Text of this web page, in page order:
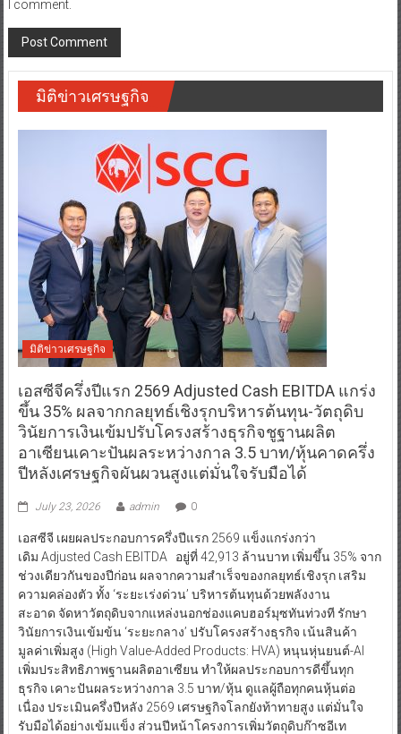
I comment.
มิติข่าวเศรษฐกิจ
มิติข่าวเศรษฐกิจ
เอสซีจีครึ่งปีแรก 2569 Adjusted Cash EBITDA แกร่ง
ขึ้น 35% ผลจากกลยุทธ์เชิงรุกบริหารต้นทุน-วัตถุดิบ
วินัยการเงินเข้มปรับโครงสร้างธุรกิจชูฐานผลิต
อาเซียนเคาะปันผลระหว่างกาล 3.5 บาท/หุ้นคาดครึ่ง
ปีหลังเศรษฐกิจผันผวนสูงแต่มั่นใจรับมือได้
July 23, 2026 admin 0
เอสซีจี เผยผลประกอบการครึ่งปีแรก 2569 แข็งแกร่งกว่า
เดิม Adjusted Cash EBITDA อยู่ที่ 42,913 ล้านบาท เพิ่มขึ้น 35% จาก
ช่วงเดียวกันของปีก่อน ผลจากความสำเร็จของกลยุทธ์เชิงรุก เสริม
ความคล่องตัว ทั้ง ‘ระยะเร่งด่วน’ บริหารต้นทุนด้วยพลังงาน
สะอาด จัดหาวัตถุดิบจากแหล่งนอกช่องแคบฮอร์มุซทันท่วงที รักษา
วินัยการเงินเข้มข้น ‘ระยะกลาง’ ปรับโครงสร้างธุรกิจ เน้นสินค้า
มูลค่าเพิ่มสูง (High Value-Added Products: HVA) หนุนหุ่นยนต์-AI
เพิ่มประสิทธิภาพฐานผลิตอาเซียน ทำให้ผลประกอบการดีขึ้นทุก
ธุรกิจ เคาะปันผลระหว่างกาล 3.5 บาท/หุ้น ดูแลผู้ถือทุกคนหุ้นต่อ
เนื่อง ประเมินครึ่งปีหลัง 2569 เศรษฐกิจโลกยังท้าทายสูง แต่มั่นใจ
รับมือได้อย่างเข้มแข็ง ส่วนปีหน้าโครงการเพิ่มวัตถุดิบก๊าซอีเท